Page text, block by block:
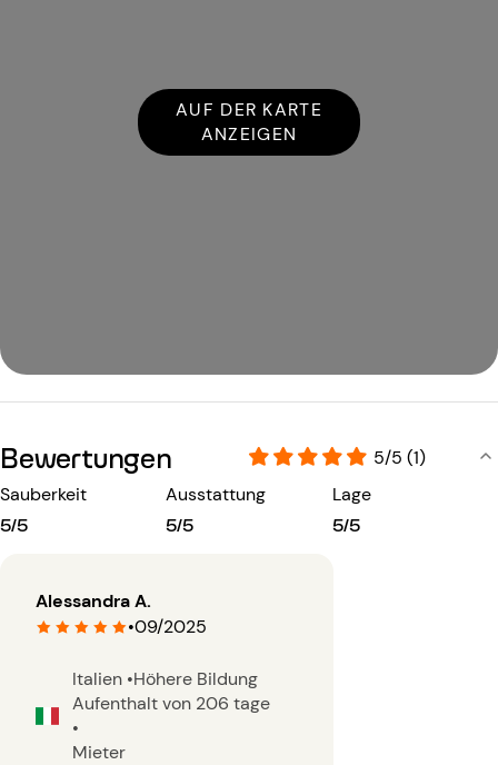
AUF DER KARTE
ANZEIGEN
Bewertungen
5/5 (1)
Sauberkeit
5/5
Ausstattung
5/5
Lage
5/5
Alessandra A.
•09/2025
Italien •Höhere Bildung
Aufenthalt von 206 tage
•
Mieter